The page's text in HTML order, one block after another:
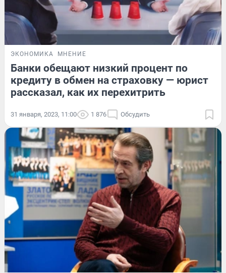
ЭКОНОМИКА МНЕНИЕ
Банки обещают низкий процент по
кредиту в обмен на страховку — юрист
рассказал, как их перехитрить
31 января, 2023, 11:00 1 876 Обсудить